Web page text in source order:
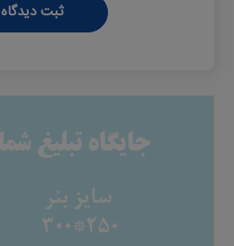
ثبت دیدگاه